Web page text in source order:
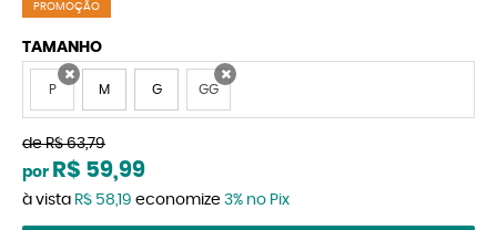
PROMOÇÃO
TAMANHO
P M G GGx
de R$ 63,79
por R$ 59,99
à vista R$ 58,19 economize 3% no Pix